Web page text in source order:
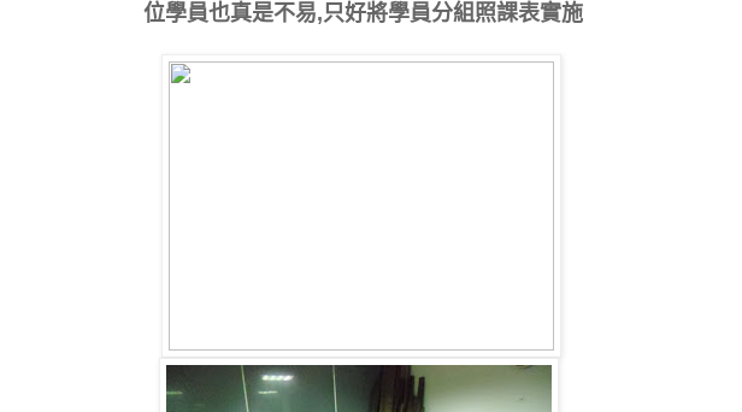
位學員也真是不易,只好將學員分組照課表實施